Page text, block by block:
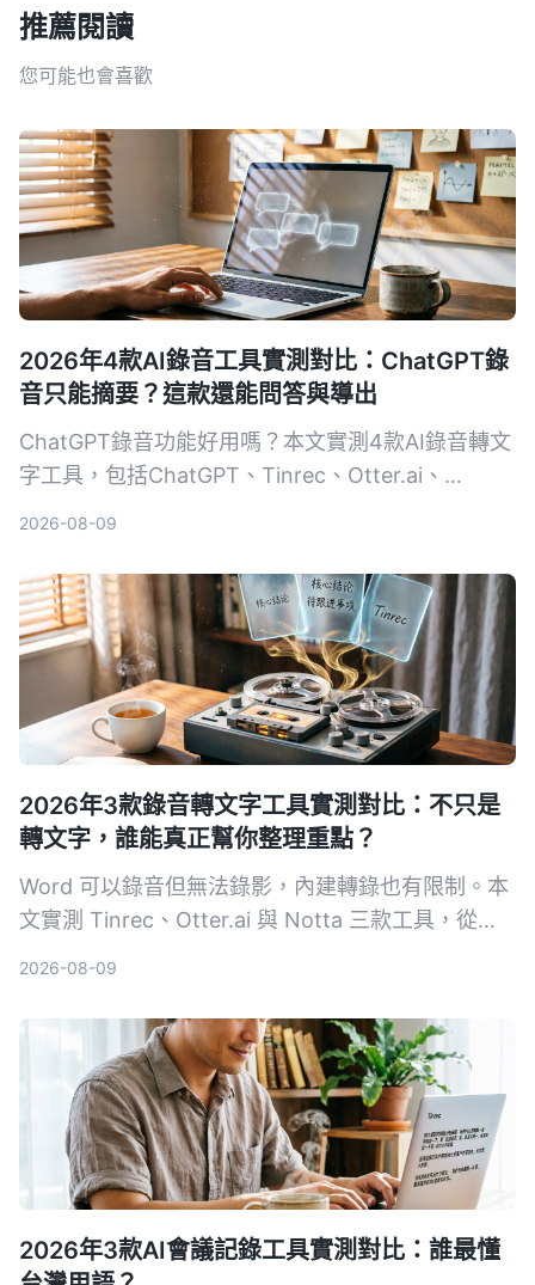
推薦閱讀
您可能也會喜歡
2026年4款AI錄音工具實測對比：ChatGPT錄
音只能摘要？這款還能問答與導出
ChatGPT錄音功能好用嗎？本文實測4款AI錄音轉文
字工具，包括ChatGPT、Tinrec、Otter.ai、
程與訪談錄音。
2026-08-09
2026年3款錄音轉文字工具實測對比：不只是
轉文字，誰能真正幫你整理重點？
Word 可以錄音但無法錄影，內建轉錄也有限制。本
文實測 Tinrec、Otter.ai 與 Notta 三款工具，從輸
2026-08-09
2026年3款AI會議記錄工具實測對比：誰最懂